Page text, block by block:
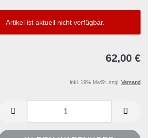
Artikel ist aktuell nicht verfügbar.
62,00 €
inkl. 19% MwSt. zzgl. Versand